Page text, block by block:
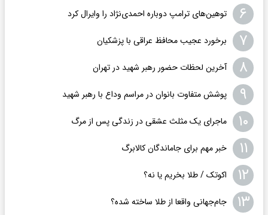
۶ توهین‌های ترامپ دوباره احمدی‌نژاد را وایرال کرد
۷ برخورد عجیب محافظ عراقی با پزشکیان
۸ آخرین لحظات حضور رهبر شهید در تهران
۹ پوشش متفاوت بانوان در مراسم وداع با رهبر شهید
۱۰ ماجرای یک مثلث عشقی در زندگی پس از مرگ
۱۱ خبر مهم برای جاماندگان کالابرگ
۱۲ اکوتک / طلا بخریم یا نه؟
۱۳ جام‌جهانی واقعا از طلا ساخته شده؟